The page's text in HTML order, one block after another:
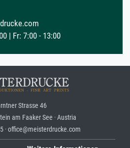
| Fr: 7:00 - 13:00
Strasse 46
am Faaker See · Austria
· office@meisterdrucke.com